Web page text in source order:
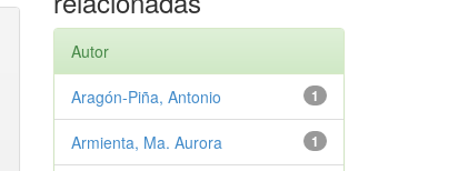
Autor
1
Aragón-Piña, Antonio
1
Armienta, Ma. Aurora